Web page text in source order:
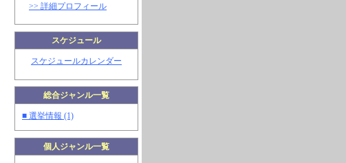
>> 詳細プロフィール
スケジュール
スケジュールカレンダー
総合ジャンル一覧
■ 選挙情報 (1)
個人ジャンル一覧